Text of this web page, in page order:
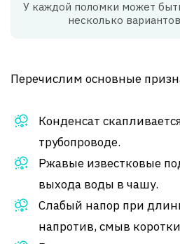
У каждой поломки может
несколько
Перечислим основные
Конденсат
трубопроводе.
Ржавые известковые
выхода воды в чашу.
Слабый напор при
напротив, смыв